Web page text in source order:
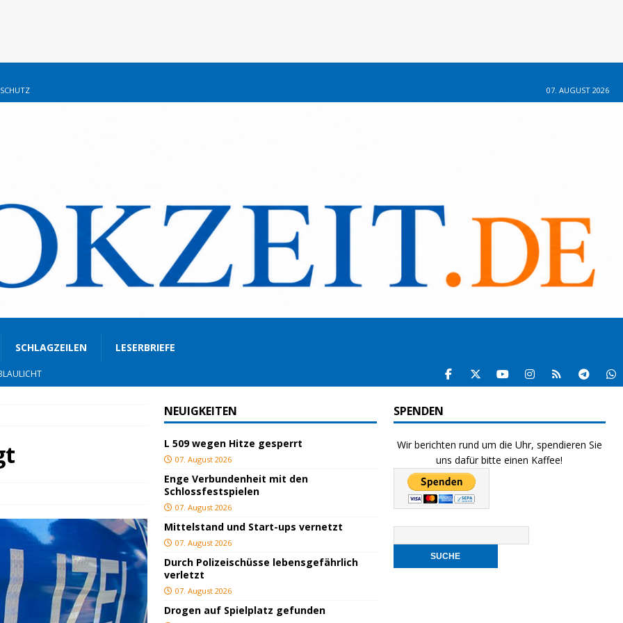
07. AUGUST 2026
SCHLAGZEILEN LESERBRIEFE
BLAULICHT
BLAULICHT
JUGEND/BILDUNG
NEUIGKEITEN
L 509 wegen Hitze gesperrt
07. August 2026
Enge Verbundenheit mit den
Schlossfestspielen
07. August 2026
Mittelstand und Start-ups vernetzt
07. August 2026
Durch Polizeischüsse lebensgefährlich
verletzt
07. August 2026
Drogen auf Spielplatz gefunden
SPENDEN
Wir berichten rund um die Uhr, spendieren Sie
uns dafür bitte einen Kaffee!